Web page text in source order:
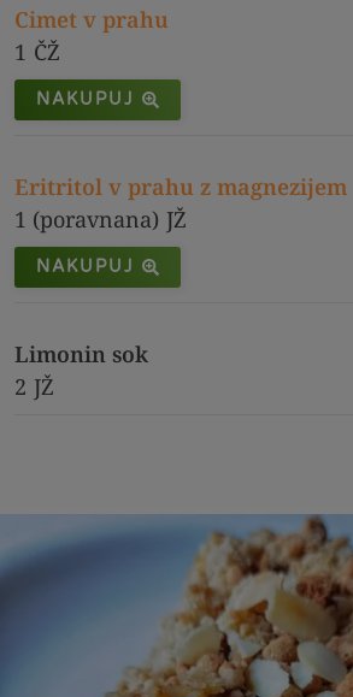
Cimet v prahu
1 ČŽ
NAKUPUJ
Eritritol v prahu z magnezijem
1 (poravnana) JŽ
NAKUPUJ
Limonin sok
2 JŽ